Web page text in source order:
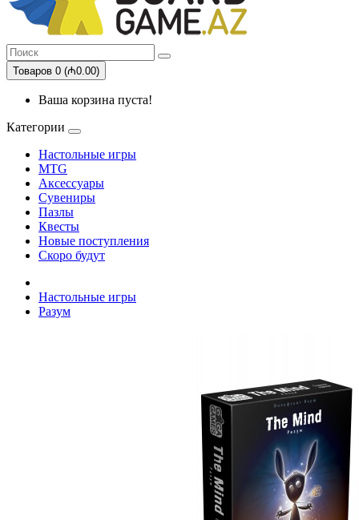
Товаров 0 (₼0.00)
Ваша корзина пуста!
Категории
Настольные игры
MTG
Аксессуары
Сувениры
Пазлы
Квесты
Новые поступления
Скоро будут
Настольные игры
Разум